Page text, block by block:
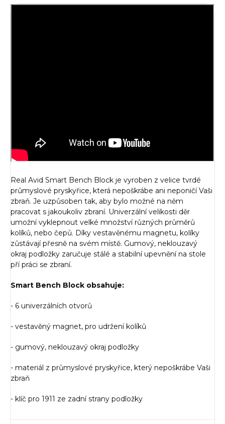
Real Avid Smart Bench Block je vyroben z velice tvrdé
průmyslové pryskyřice, která nepoškrábe ani neponičí Vaši
zbraň. Je uzpůsoben tak, aby bylo možné na něm
pracovat s jakoukoliv zbraní. Univerzální velikosti děr
umožní vyklepnout velké množství různých průměrů
kolíků, nebo čepů. Díky vestavěnému magnetu, kolíky
zůstávají přesně na svém místě. Gumový, neklouzavý
okraj podložky zaručuje stálé a stabilní upevnění na stole
pří práci se zbraní.
Smart Bench Block obsahuje:
- 6 univerzálních otvorů
- vestavěný magnet, pro udržení kolíků
- gumový, neklouzavý okraj podložky
- materiál z průmyslové pryskyřice, který nepoškrábe Vaši
zbraň
- klíč pro 1911 ze zadní strany podložky